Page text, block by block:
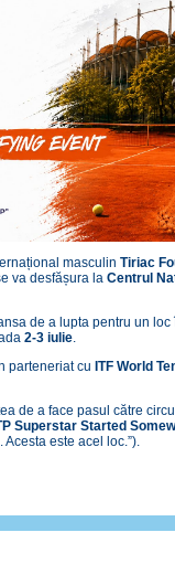
masculin Tiriac
va desfășura la Centrul
de a lupta pentru un loc
2-3 iulie.
parteneriat cu ITF World
de a face pasul către
Superstar Started
este acel loc.”).